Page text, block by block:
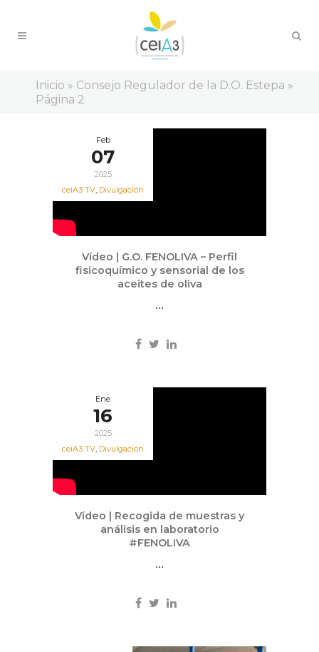
Inicio » Consejo Regulador de la D.O. Estepa »
Página 2
Feb
07
2025
ceiA3 TV, Divulgación
Vídeo | G.O. FENOLIVA – Perfil
fisicoquímico y sensorial de los
aceites de oliva
...
Ene
16
2025
ceiA3 TV, Divulgación
Vídeo | Recogida de muestras y
análisis en laboratorio
#FENOLIVA
...